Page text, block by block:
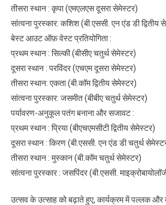
तीसरा स्थान : कृपा (एमएलएस दूसरा सेमेस्टर)
सांत्वना पुरस्कार: कशिश (बी.एससी. एन एंड डी द्वितीय
बेस्ट आउट ऑफ़ वेस्ट प्रतियोगिता :
प्रथम स्थान : सिल्की (बीसीए चतुर्थ सेमेस्टर)
दूसरा स्थान : परविंदर (एचएम दूसरा सेमेस्टर)
तीसरा स्थान: एकता (बी.कॉम द्वितीय सेमेस्टर)
सांत्वना पुरस्कार: जसमीत (बीबीए चतुर्थ सेमेस्टर)
पर्यावरण-अनुकूल पतंग बनाना और सजावट :
प्रथम स्थान : प्रिया (बीएचएमसीटी द्वितीय सेमेस्टर)
दूसरा स्थान : किरण (बी.एससी. एन एंड डी चतुर्थ
तीसरा स्थान : मुस्कान (बी.कॉम चतुर्थ सेमेस्टर)
सांत्वना पुरस्कार : जसपिंदर (बी.एससी.
उत्सव के उत्साह को बढ़ाते हुए, कार्यक्रम में पल्लक और